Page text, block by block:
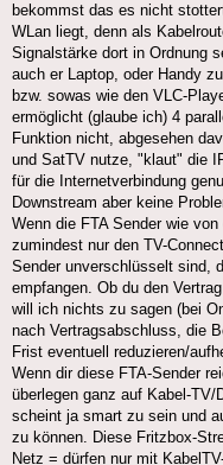
bekommst das es nicht
WLan liegt, denn als
Signalstärke dort in Ordnung
auch er Laptop, oder Handy
bzw. sowas wie den VLC-
ermöglicht (glaube ich) 4
Funktion nicht, abgesehen
und SatTV nutze, "klaut" die
für die Internetverbindung
Downstream aber keine
Wenn die FTA Sender wie
zumindest nur den TV-
Sender unverschlüsselt sind,
empfangen. Ob du den
will ich nichts zu sagen (bei
nach Vertragsabschluss, die
Frist eventuell reduzieren/
Wenn dir diese FTA-Sender
überlegen ganz auf Kabel-
scheint ja smart zu sein und
zu können. Diese Fritzbox-
Netz = dürfen nur mit